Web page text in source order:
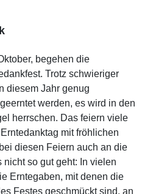
begehen die
Trotz schwieriger
diesem Jahr genug
werden, es wird in den
herrschen. Das feiern viele
mit fröhlichen
diesen Feiern auch an die
nicht so gut geht: In vielen
Erntegaben, mit denen die
Festes geschmückt sind, an